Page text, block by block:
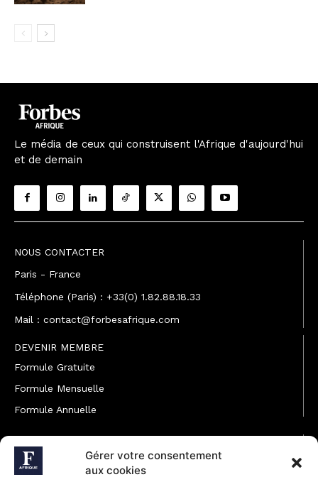
Gérer votre consentement
aux cookies
Le média de ceux qui construisent l'Afrique d'aujourd'hui
et de demain
NOUS CONTACTER
Paris - France
Téléphone (Paris) : +33(0) 1.82.88.18.33
Mail : contact@forbesafrique.com
DEVENIR MEMBRE
Formule Gratuite
Formule Mensuelle
Formule Annuelle
JOINDRE L'ÉQUIPE
Rédaction